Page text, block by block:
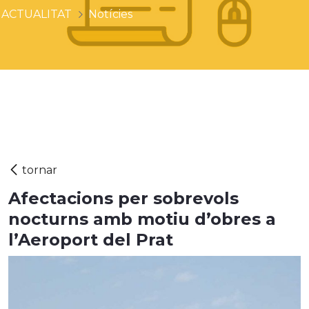
ACTUALITAT Notícies
Afectacions per sobrevols
nocturns amb motiu d’obres a
l’Aeroport del Prat